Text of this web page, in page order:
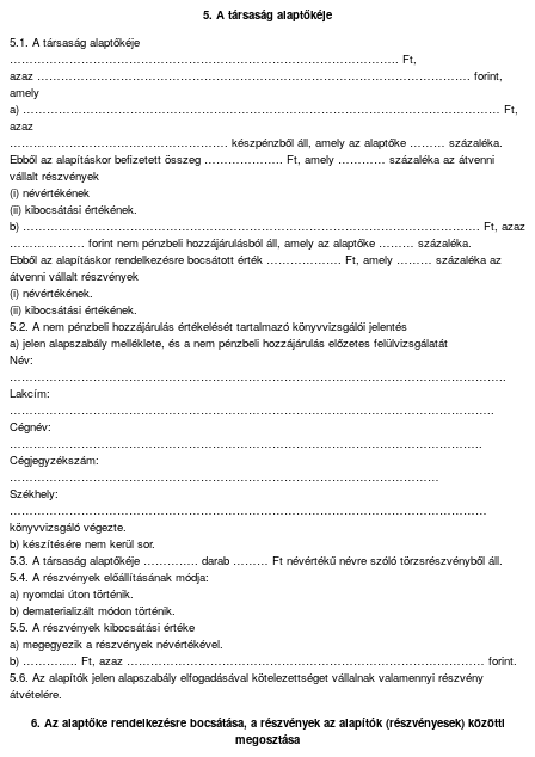
5. A társaság alaptőkéje
5.1. A társaság alaptőkéje
…………………………………………………………………………………….. Ft,
azaz ………………………………………………………………………………………………. forint,
amely
a) ………………………………………………………………………………………………………… Ft,
azaz
………………………………………………. készpénzből áll, amely az alaptőke ……… százaléka.
Ebből az alapításkor befizetett összeg ……………….. Ft, amely ………… százaléka az átvenni
vállalt részvények
(i) névértékének
(ii) kibocsátási értékének.
b) ……………………………………………………………………………………………………. Ft, azaz
………………. forint nem pénzbeli hozzájárulásból áll, amely az alaptőke ……… százaléka.
Ebből az alapításkor rendelkezésre bocsátott érték ………………. Ft, amely ……… százaléka az
átvenni vállalt részvények
(i) névértékének.
(ii) kibocsátási értékének.
5.2. A nem pénzbeli hozzájárulás értékelését tartalmazó könyvvizsgálói jelentés
a) jelen alapszabály melléklete, és a nem pénzbeli hozzájárulás előzetes felülvizsgálatát
Név:
……………………………………………………………………………………………………………..
Lakcím:
…………………………………………………………………………………………………………..
Cégnév:
………………………………………………………………………………………………………..
Cégjegyzékszám:
………………………………………………………………………………………………
Székhely:
…………………………………………………………………………………………………………
könyvvizsgáló végezte.
b) készítésére nem kerül sor.
5.3. A társaság alaptőkéje ………….. darab ……… Ft névértékű névre szóló törzsrészvényből áll.
5.4. A részvények előállításának módja:
a) nyomdai úton történik.
b) dematerializált módon történik.
5.5. A részvények kibocsátási értéke
a) megegyezik a részvények névértékével.
b) ………….. Ft, azaz ……………………………………………………………………………… forint.
5.6. Az alapítók jelen alapszabály elfogadásával kötelezettséget vállalnak valamennyi részvény
átvételére.
6. Az alaptőke rendelkezésre bocsátása, a részvények az alapítók (részvényesek) közötti
megosztása